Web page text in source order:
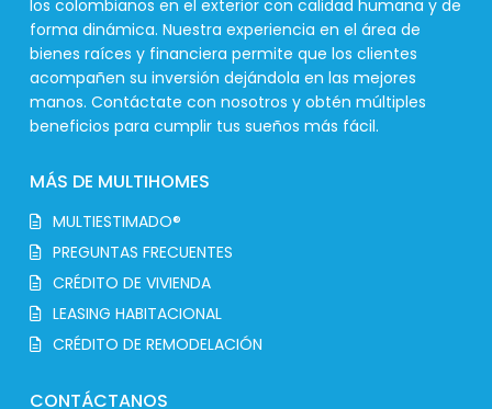
los colombianos en el exterior con calidad humana y de
forma dinámica. Nuestra experiencia en el área de
bienes raíces y financiera permite que los clientes
acompañen su inversión dejándola en las mejores
manos. Contáctate con nosotros y obtén múltiples
beneficios para cumplir tus sueños más fácil.
MÁS DE MULTIHOMES
MULTIESTIMADO®
PREGUNTAS FRECUENTES
CRÉDITO DE VIVIENDA
LEASING HABITACIONAL
CRÉDITO DE REMODELACIÓN
CONTÁCTANOS